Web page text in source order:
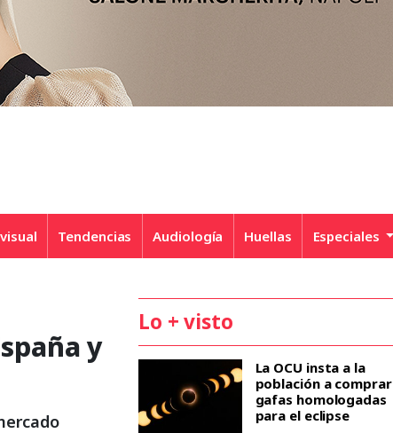
Tendencias Audiología Huellas Especiales
y
Lo + visto
La OCU insta a la
población a comprar
gafas homologadas
para el eclipse